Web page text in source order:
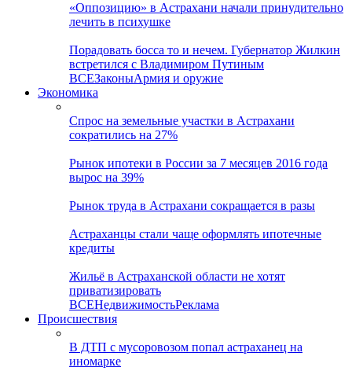
«Оппозицию» в Астрахани начали принудительно
лечить в психушке
Порадовать босса то и нечем. Губернатор Жилкин
встретился с Владимиром Путиным
ВСЕЗаконыАрмия и оружие
Экономика
Спрос на земельные участки в Астрахани
сократились на 27%
Рынок ипотеки в России за 7 месяцев 2016 года
вырос на 39%
Рынок труда в Астрахани сокращается в разы
Астраханцы стали чаще оформлять ипотечные
кредиты
Жильё в Астраханской области не хотят
приватизировать
ВСЕНедвижимостьРеклама
Происшествия
В ДТП с мусоровозом попал астраханец на
иномарке